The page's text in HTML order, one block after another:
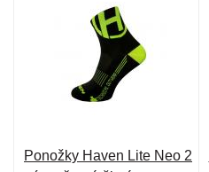
Ponožky Haven Lite Neo 2